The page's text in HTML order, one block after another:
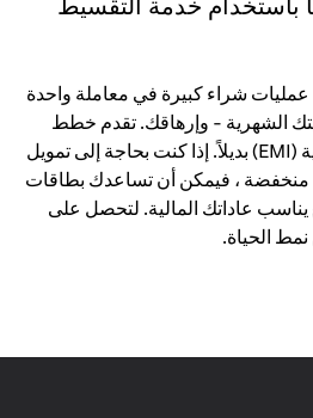
باستخدام خدمة التقسيط
شراء كبيرة في معاملة واحدة
الشهرية - وإرهاقك. تقدم خطط
الأقساط الشهرية المتساوية (EMI) بديلاً. إذا كنت بحاجة إلى تمويل
منخفضة ، فيمكن أن تساعدك بطاقات
يناسب عاداتك المالية. لتحصل على
الحياة.